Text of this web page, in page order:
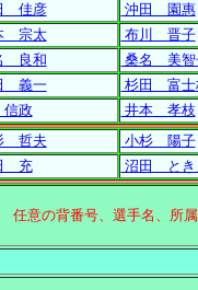
佳彦
沖田 園惠
宗太
布川 晋子
良和
桑名 美智
義一
杉田 富士
政
井本 孝枝
哲夫
小杉 陽子
充 沼田 とき
任意の背番号、選手名、所